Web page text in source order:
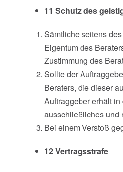
11 Schutz des
Sämtliche seitens
Eigentum des
Zustimmung des
Sollte der
Beraters, die dieser
Auftraggeber erhält
ausschließliches und
Bei einem Verstoß
12 Vertragsstrafe